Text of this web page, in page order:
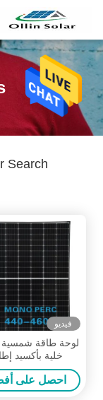
Search
فيديو
لوحة طاقة شمسية
خلية بأكسيد
الألومنيوم 460W
احصل على